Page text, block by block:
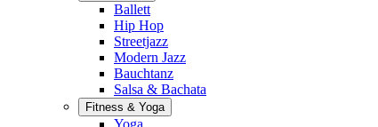
Ballett
Hip Hop
Streetjazz
Modern Jazz
Bauchtanz
Salsa & Bachata
Fitness & Yoga
Yoga